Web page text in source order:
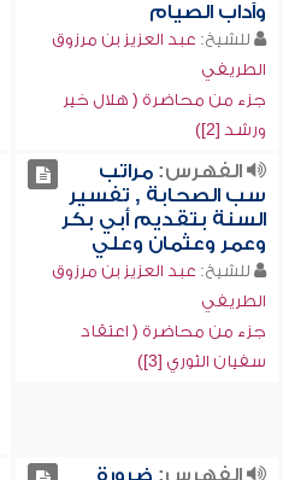
وآداب الصيام
للشيخ: عبد العزيز بن مرزوق
الطريفي
جزء من محاضرة ( هلال خير
ورشد [2])
الفهرس:مراتب
سب الصحابة , تفسير
السنة بتقديم أبي بكر
وعمر وعثمان وعلي
للشيخ: عبد العزيز بن مرزوق
الطريفي
جزء من محاضرة ( اعتقاد
سفيان الثوري [3])
الفهرس: ضرورة